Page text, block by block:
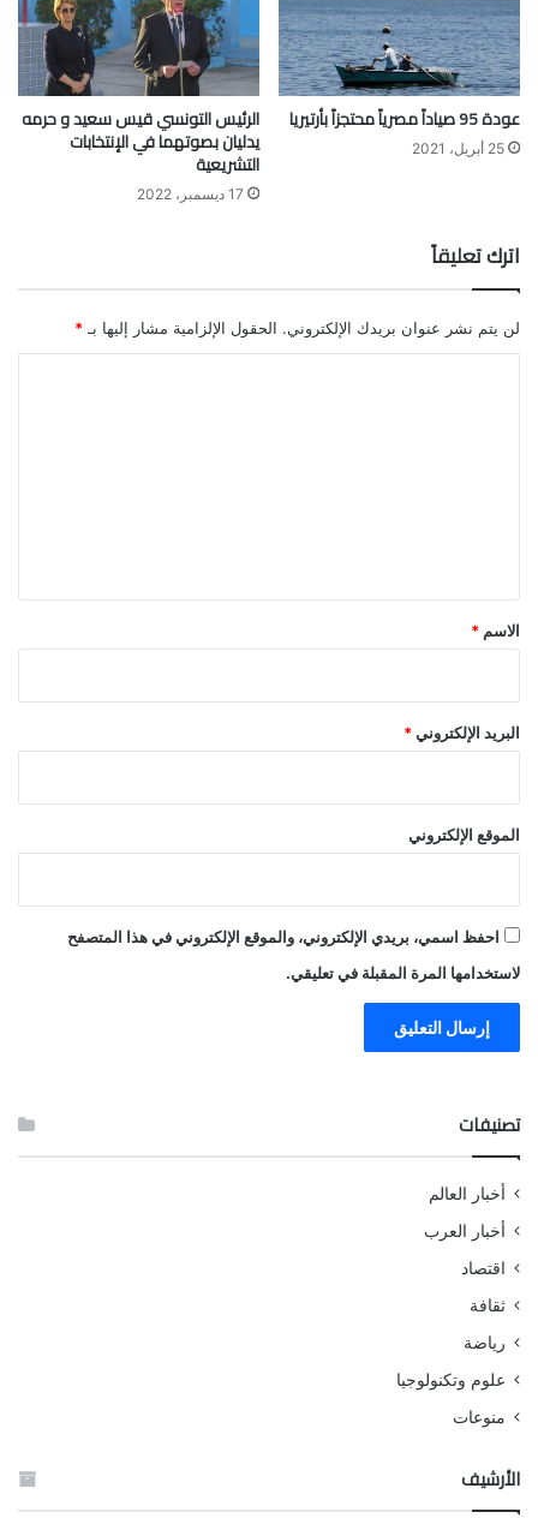
عودة 95 صياداً مصرياً محتجزاً بأرتيريا
25 أبريل، 2021
الرئيس التونسي قيس سعيد و حرمه
يدليان بصوتهما في الإنتخابات
التشريعية
17 ديسمبر، 2022
اترك تعليقاً
لن يتم نشر عنوان بريدك الإلكتروني. الحقول الإلزامية مشار إليها بـ *
*
الاسم *
البريد الإلكتروني *
الموقع الإلكتروني
احفظ اسمي، بريدي الإلكتروني، والموقع الإلكتروني في هذا المتصفح
لاستخدامها المرة المقبلة في تعليقي.
تصنيفات
أخبار العالم
أخبار العرب
اقتصاد
ثقافة
رياضة
علوم وتكنولوجيا
منوعات
الأرشيف